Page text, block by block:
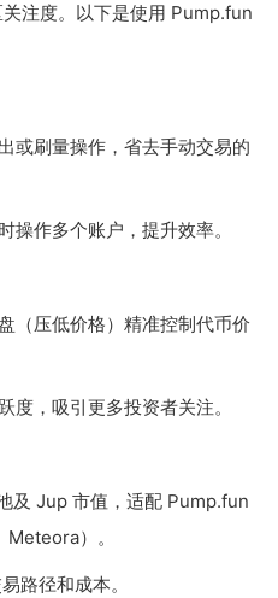
注度。以下是使用 Pump.fun
或刷量操作，省去手动交易的
操作多个账户，提升效率。
（压低价格）精准控制代币价
度，吸引更多投资者关注。
及 Jup 市值，适配 Pump.fun
）。
路径和成本。